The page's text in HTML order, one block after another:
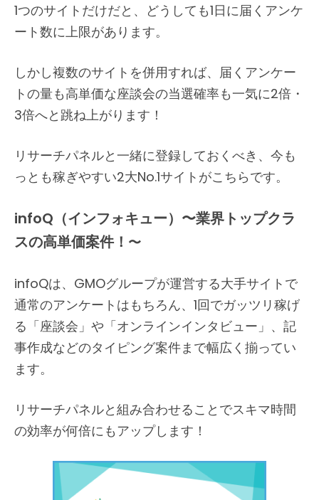
1つのサイトだけだと、どうしても1日に届くアンケ
ート数に上限があります。
しかし複数のサイトを併用すれば、届くアンケー
トの量も高単価な座談会の当選確率も一気に2倍・
3倍へと跳ね上がります！
リサーチパネルと一緒に登録しておくべき、今も
っとも稼ぎやすい2大No.1サイトがこちらです。
infoQ（インフォキュー）〜業界トップクラ
スの高単価案件！ 〜
infoQは、GMOグループが運営する大手サイトで
通常のアンケートはもちろん、1回でガッツリ稼げ
る「座談会」や「オンラインインタビュー」、記
事作成などのタイピング案件まで幅広く揃ってい
ます。
リサーチパネルと組み合わせることでスキマ時間
の効率が何倍にもアップします！